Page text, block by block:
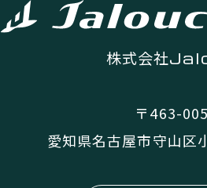
株式会社
〒463-
愛知県名古屋市守山区